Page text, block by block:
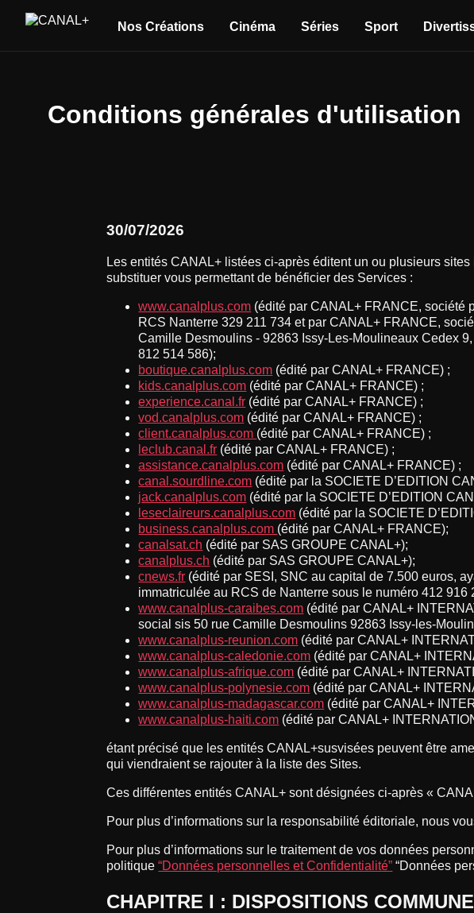
Nos Créations Cinéma Séries Sport
Conditions générales d'utilisation
30/07/2026
Les entités CANAL+ listées ci-après éditent un ou plusieurs
substituer vous permettant de bénéficier des Services :
www.canalplus.com (édité par CANAL+ FRANCE, société
RCS Nanterre 329 211 734 et par CANAL+ FRANCE,
Camille Desmoulins - 92863 Issy-Les-Moulineaux Cedex
812 514 586);
boutique.canalplus.com (édité par CANAL+ FRANCE) ;
kids.canalplus.com (édité par CANAL+ FRANCE) ;
experience.canal.fr (édité par CANAL+ FRANCE) ;
vod.canalplus.com (édité par CANAL+ FRANCE) ;
client.canalplus.com (édité par CANAL+ FRANCE) ;
leclub.canal.fr (édité par CANAL+ FRANCE) ;
assistance.canalplus.com (édité par CANAL+ FRANCE) ;
canal.sourdline.com (édité par la SOCIETE D’EDITION
jack.canalplus.com (édité par la SOCIETE D’EDITION
leseclaireurs.canalplus.com (édité par la SOCIETE
business.canalplus.com (édité par CANAL+ FRANCE);
canalsat.ch (édité par SAS GROUPE CANAL+);
canalplus.ch (édité par SAS GROUPE CANAL+);
cnews.fr (édité par SESI, SNC au capital de 7.500 euros,
immatriculée au RCS de Nanterre sous le numéro 412 916
www.canalplus-caraibes.com (édité par CANAL+
social sis 50 rue Camille Desmoulins 92863 Issy-les-
www.canalplus-reunion.com (édité par CANAL+
www.canalplus-caledonie.com (édité par CANAL+
www.canalplus-afrique.com (édité par CANAL+
www.canalplus-polynesie.com (édité par CANAL+
www.canalplus-madagascar.com (édité par CANAL+
www.canalplus-haiti.com (édité par CANAL+
étant précisé que les entités CANAL+susvisées peuvent être
qui viendraient se rajouter à la liste des Sites.
Ces différentes entités CANAL+ sont désignées ci-après «
Pour plus d’informations sur la responsabilité éditoriale, nous
Pour plus d’informations sur le traitement de vos données
politique“Données personnelles et Confidentialité” “Données
CHAPITRE I : DISPOSITIONS